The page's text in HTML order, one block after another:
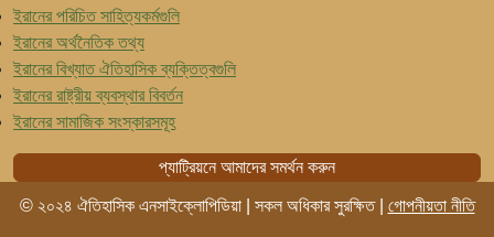
ইরানের পরিচিত সাহিত্যকর্মগুলি
ইরানের অর্থনৈতিক তথ্য
ইরানের বিখ্যাত ঐতিহাসিক ব্যক্তিত্বগুলি
ইরানের রাষ্ট্রীয় ব্যবস্থার বিবর্তন
ইরানের সামাজিক সংস্কারসমূহ
প্যাট্রিয়নে আমাদের সমর্থন করুন
© ২০২৪ ঐতিহাসিক এনসাইক্লোপিডিয়া | সকল অধিকার সুরক্ষিত | গোপনীয়তা নীতি